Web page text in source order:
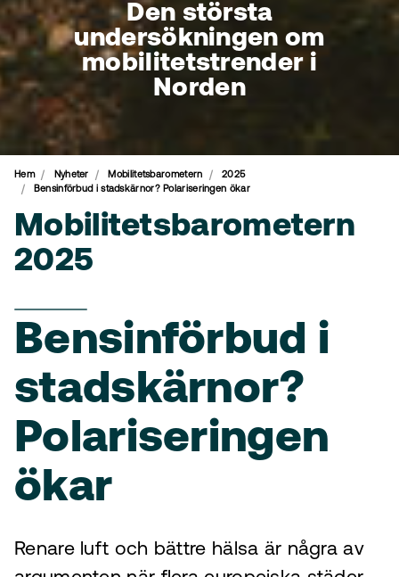
Den största
undersökningen om
mobilitetstrender i
Norden
Hem Nyheter Mobilitetsbarometern
2025
Bensinförbud i stadskärnor? Polariseringen ökar
Mobilitetsbarometern
2025
Bensinförbud i
stadskärnor?
Polariseringen
ökar
Renare luft och bättre hälsa är några av